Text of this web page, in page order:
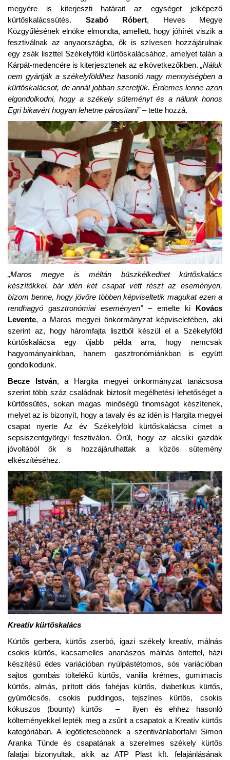
megyére is kiterjeszti határait az egységet jelképező
kürtőskalácssütés. Szabó Róbert, Heves Megye
Közgyűlésének elnöke elmondta, amellett, hogy jóhírét viszik a
fesztiválnak az anyaországba, ők is szívesen hozzájárulnak
egy zsák liszttel Székelyföld kürtőskalácsához, amelyet talán a
Kárpát-medencére is kiterjesztenek az elkövetkezőkben. „Náluk
nem gyártják a székelyföldihez hasonló nagy mennyiségben a
kürtőskalácsot, de annál jobban szeretjük. Érdemes lenne azon
elgondolkodni, hogy a székely süteményt és a nálunk honos
Egri bikavért hogyan lehetne párosítani” –tette hozzá.
„Maros megye is méltán büszkélkedhet kürtőskalács
készítőkkel, bár idén két csapat vett részt az eseményen,
bízom benne, hogy jövőre többen képviseltetik magukat ezen a
rendhagyó gasztronómiai eseményen”– emelte ki Kovács
Levente, a Maros megyei önkormányzat képviseletében, aki
szerint az, hogy háromfajta lisztből készül el a Székelyföld
kürtőskalácsa egy újabb példa arra, hogy nemcsak
hagyományainkban, hanem gasztronómiánkban is együtt
gondolkodunk.
Becze István, a Hargita megyei önkormányzat tanácsosa
szerint több száz családnak biztosít megélhetési lehetőséget a
kürtőssütés, sokan magas minőségű finomságot készítenek,
melyet az is bizonyít, hogy a tavaly és az idén is Hargita megyei
csapat nyerte Az év Székelyföld kürtőskalácsa címet a
sepsiszentgyörgyi fesztiválon. Örül, hogy az alcsíki gazdák
jóvoltából ők is hozzájárulhattak a közös sütemény
elkészítéséhez.
Kreatív kürtőskalács
Kürtős gerbera, kürtős zserbó, igazi székely kreatív, málnás
csokis kürtős, kacsamelles ananászos málnás öntettel, házi
készítésű édes variációban nyúlpástétomos, sós variációban
sajtos gombás töltelékű kürtős, vanilia krémes, gumimacis
kürtős, almás, pirított diós fahéjas kürtős, diabetikus kürtős,
gyümölcsös, csokis puddingos, tejszínes kürtős, csokis
kókuszos (bounty) kürtős – ilyen és ehhez hasonló
költeményekkel lepték meg a zsűrit a csapatok a Kreatív kürtős
kategóriában. A legötletesebbnek a szentivánlaborfalvi Simon
Aranka Tünde és csapatának a szerelmes székely kürtős
falatjai bizonyultak, akik az ATP Plast kft. felajánlásának